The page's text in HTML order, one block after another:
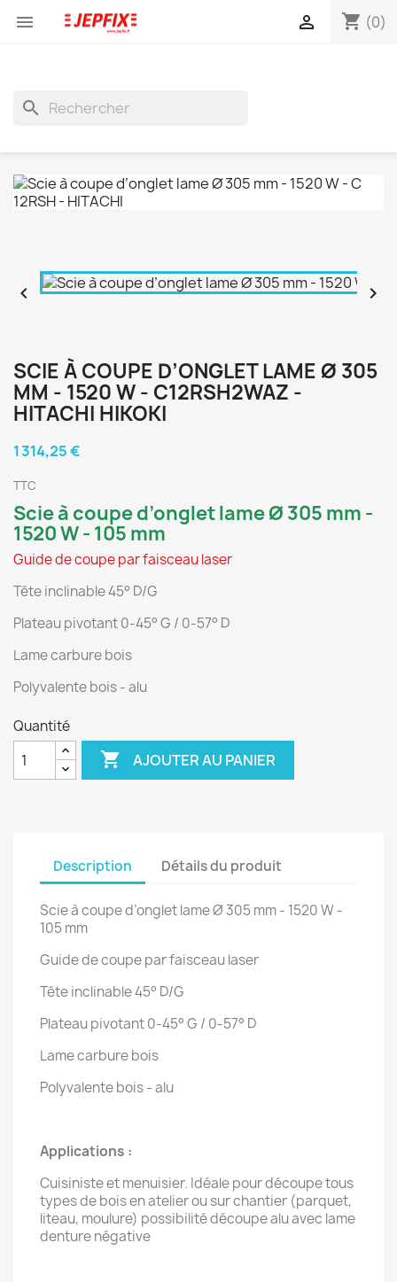
 shopping_cart (0)

search
 
SCIE À COUPE D’ONGLET LAME Ø 305
MM - 1520 W - C12RSH2WAZ -
HITACHI HIKOKI
1 314,25 €
TTC
Scie à coupe d’onglet lame Ø 305 mm -
1520 W - 105 mm
Guide de coupe par faisceau laser
Tête inclinable 45° D/G
Plateau pivotant 0-45° G / 0-57° D
Lame carbure bois
Polyvalente bois - alu
Quantité
 AJOUTER AU PANIER
Description Détails du produit
Scie à coupe d’onglet lame Ø 305 mm - 1520 W -
105 mm
Guide de coupe par faisceau laser
Tête inclinable 45° D/G
Plateau pivotant 0-45° G / 0-57° D
Lame carbure bois
Polyvalente bois - alu
Applications :
Cuisiniste et menuisier. Idéale pour découpe tous
types de bois en atelier ou sur chantier (parquet,
liteau, moulure) possibilité découpe alu avec lame
denture négative